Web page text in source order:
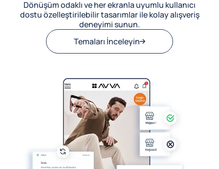
Dönüşüm odaklı ve her ekranla uyumlu kullanıcı
dostu özelleştirilebilir tasarımlar ile kolay alışveriş
deneyimi sunun.
Temaları İnceleyin